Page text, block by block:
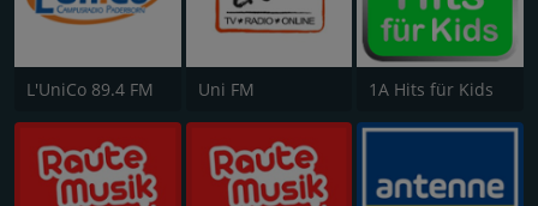
L'UniCo 89.4 FM Uni FM 1A Hits für Kids